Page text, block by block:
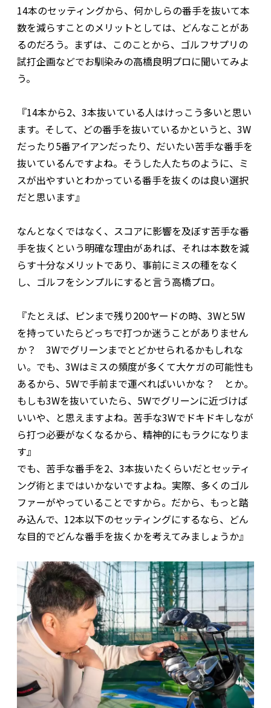
14本のセッティングから、何かしらの番手を抜いて本
数を減らすことのメリットとしては、どんなことがあ
るのだろう。まずは、このことから、ゴルフサプリの
試打企画などでお馴染みの高橋良明プロに聞いてみよ
う。
『14本から2、3本抜いている人はけっこう多いと思い
ます。そして、どの番手を抜いているかというと、3W
だったり5番アイアンだったり、だいたい苦手な番手を
抜いているんですよね。そうした人たちのように、ミ
スが出やすいとわかっている番手を抜くのは良い選択
だと思います』
なんとなくではなく、スコアに影響を及ぼす苦手な番
手を抜くという明確な理由があれば、それは本数を減
らす十分なメリットであり、事前にミスの種をなく
し、ゴルフをシンプルにすると言う高橋プロ。
『たとえば、ピンまで残り200ヤードの時、3Wと5W
を持っていたらどっちで打つか迷うことがありません
か？ 3Wでグリーンまでとどかせられるかもしれな
い。でも、3Wはミスの頻度が多くて大ケガの可能性も
あるから、5Wで手前まで運べればいいかな？ とか。
もしも3Wを抜いていたら、5Wでグリーンに近づけば
いいや、と思えますよね。苦手な3Wでドキドキしなが
ら打つ必要がなくなるから、精神的にもラクになりま
す』
でも、苦手な番手を2、3本抜いたくらいだとセッティ
ング術とまではいかないですよね。実際、多くのゴル
ファーがやっていることですから。だから、もっと踏
み込んで、12本以下のセッティングにするなら、どん
な目的でどんな番手を抜くかを考えてみましょうか』